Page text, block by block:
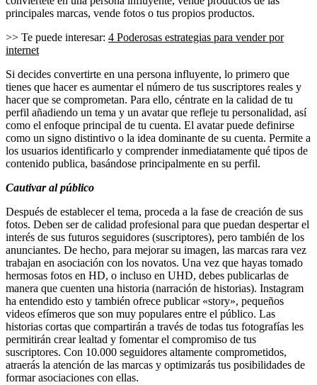
principales marcas, vende fotos o tus propios productos.
>> Te puede interesar: 4 Poderosas estrategias para vender por
internet
Si decides convertirte en una persona influyente, lo primero que
tienes que hacer es aumentar el número de tus suscriptores reales y
hacer que se comprometan. Para ello, céntrate en la calidad de tu
perfil añadiendo un tema y un avatar que refleje tu personalidad, así
como el enfoque principal de tu cuenta. El avatar puede definirse
como un signo distintivo o la idea dominante de su cuenta. Permite a
los usuarios identificarlo y comprender inmediatamente qué tipos de
contenido publica, basándose principalmente en su perfil.
Cautivar al público
Después de establecer el tema, proceda a la fase de creación de sus
fotos. Deben ser de calidad profesional para que puedan despertar el
interés de sus futuros seguidores (suscriptores), pero también de los
anunciantes. De hecho, para mejorar su imagen, las marcas rara vez
trabajan en asociación con los novatos. Una vez que hayas tomado
hermosas fotos en HD, o incluso en UHD, debes publicarlas de
manera que cuenten una historia (narración de historias). Instagram
ha entendido esto y también ofrece publicar «story», pequeños
videos efímeros que son muy populares entre el público. Las
historias cortas que compartirán a través de todas tus fotografías les
permitirán crear lealtad y fomentar el compromiso de tus
suscriptores. Con 10.000 seguidores altamente comprometidos,
atraerás la atención de las marcas y optimizarás tus posibilidades de
formar asociaciones con ellas.